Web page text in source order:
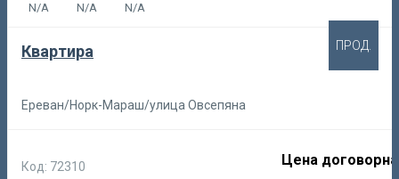
N/A N/A N/A
Квартира
Ереван/Норк-Мараш/улица Овсепяна
Код: 72310 Цена
ПРОД.